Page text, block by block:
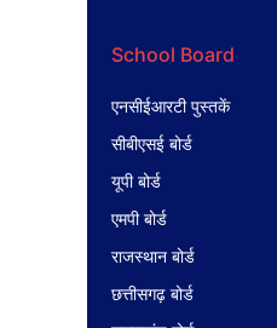
School Board
एनसीईआरटी पुस्तकें
सीबीएसई बोर्ड
यूपी बोर्ड
एमपी बोर्ड
राजस्थान बोर्ड
छत्तीसगढ़ बोर्ड